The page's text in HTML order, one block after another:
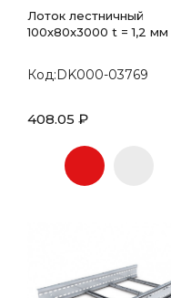
Лоток лестничный
100х80x3000 t = 1,2 мм
Код:DK000-03769
408.05 ₽